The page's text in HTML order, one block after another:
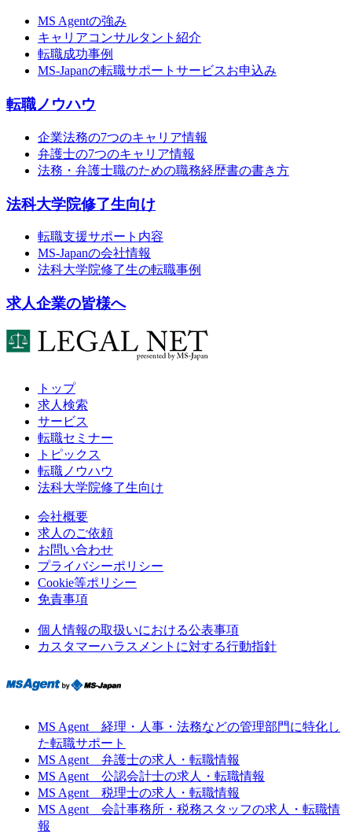
MS Agentの強み
キャリアコンサルタント紹介
転職成功事例
MS-Japanの転職サポートサービスお申込み
転職ノウハウ
企業法務の7つのキャリア情報
弁護士の7つのキャリア情報
法務・弁護士職のための職務経歴書の書き方
法科大学院修了生向け
転職支援サポート内容
MS-Japanの会社情報
法科大学院修了生の転職事例
求人企業の皆様へ
トップ
求人検索
サービス
転職セミナー
トピックス
転職ノウハウ
法科大学院修了生向け
会社概要
求人のご依頼
お問い合わせ
プライバシーポリシー
Cookie等ポリシー
免責事項
個人情報の取扱いにおける公表事項
カスタマーハラスメントに対する行動指針
MS Agent 経理・人事・法務などの管理部門に特化し
た転職サポート
MS Agent 弁護士の求人・転職情報
MS Agent 公認会計士の求人・転職情報
MS Agent 税理士の求人・転職情報
MS Agent 会計事務所・税務スタッフの求人・転職情
報